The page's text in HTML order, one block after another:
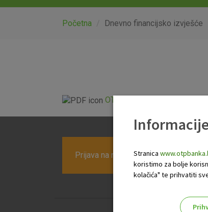
Početna Dnevno financijsko izvješće
OTP Dnevno financijsko
Prijava na newsletter OTP banke
Stranica
koristimo za bolje
kolačića" te prihvatiti